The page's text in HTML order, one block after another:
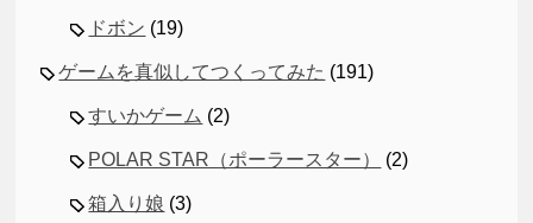
ドボン (19)
ゲームを真似してつくってみた (191)
すいかゲーム (2)
POLAR STAR（ポーラースター） (2)
箱入り娘 (3)